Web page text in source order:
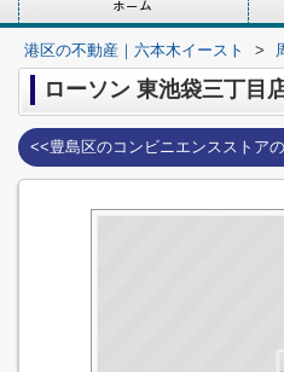
港区の不動産｜六本木イースト >
ローソン 東池袋三丁目
<<豊島区のコンビニエンスストア